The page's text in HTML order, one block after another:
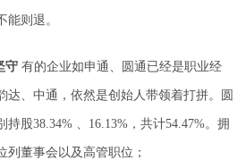
能则退。
守 有的企业如申通、圆通已经是职业经
达、中通，依然是创始人带领着打拼。圆
股38.34% 、16.13%，共计54.47%。拥
列董事会以及高管职位；